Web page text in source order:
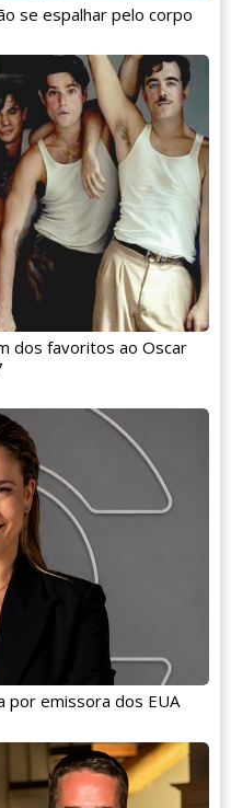
se espalhar pelo corpo
dos favoritos ao Oscar
por emissora dos EUA